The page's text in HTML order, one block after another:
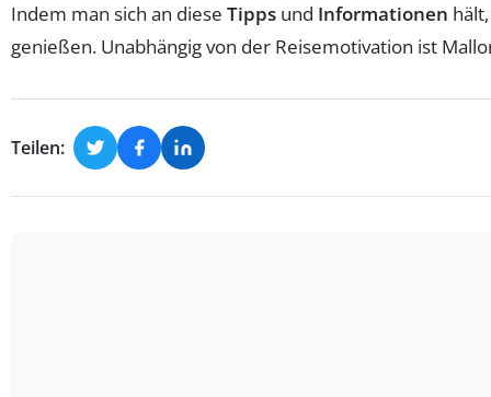
Indem man sich an diese Tipps und Informationen
genießen. Unabhängig von der Reisemotivation ist
Teilen: